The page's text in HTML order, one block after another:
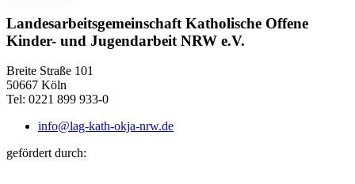
Landesarbeitsgemeinschaft Katholische Offene
Kinder- und Jugendarbeit NRW e.V.
Breite Straße 101
50667 Köln
Tel: 0221 899 933-0
info@lag-kath-okja-nrw.de
gefördert durch: